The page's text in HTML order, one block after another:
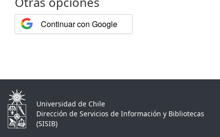
Continuar con Google
Universidad de Chile
Dirección de Servicios de Información y Bibliotecas
(SISIB)